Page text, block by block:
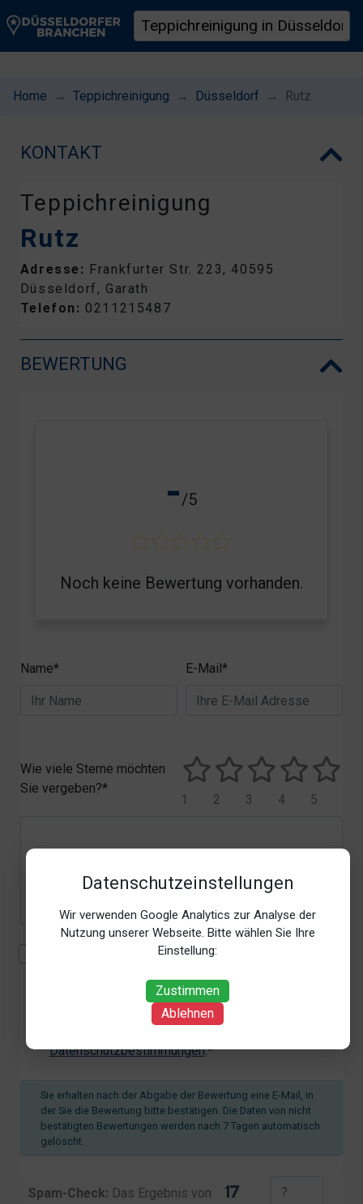
Datenschutzeinstellungen
Wir verwenden Google Analytics zur Analyse der
Nutzung unserer Webseite. Bitte wählen Sie Ihre
Einstellung:
Zustimmen
Ablehnen
Home Teppichreinigung Düsseldorf Rutz
KONTAKT
Teppichreinigung
Rutz
Adresse: Frankfurter Str. 223, 40595
Düsseldorf, Garath
Telefon: 0211215487
BEWERTUNG
-/5
Noch keine Bewertung vorhanden.
Name* E-Mail*
Wie viele Sterne möchten
Sie vergeben?*
5
4
3
2
1
Mit der Erhebung, Verarbeitung und Nutzung meiner
Uhrzeit der Bewertungsabgabe, Referrer-URL) zum
Zweck der Bewertung erkläre ich mich
Datenschutzbestimmungen.*
Sie erhalten nach der Abgabe der Bewertung eine E-Mail, in
der Sie die Bewertung bitte bestätigen. Die Daten von nicht
bestätigten Bewertungen werden nach 7 Tagen automatisch
gelöscht.
Spam-Check: Das Ergebnis von